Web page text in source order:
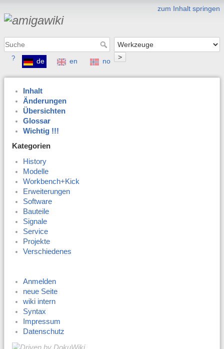
zum Inhalt springen
>
? de en no
Inhalt
Änderungen
Übersichten
Glossar
Wichtig !!!
Kategorien
History
Modelle
Workbench+Kick
Erweiterungen
Software
Bauteile
Signale
Service
Projekte
Verschiedenes
Anmelden
neue Seite
wiki intern
Syntax
Impressum
Datenschutz